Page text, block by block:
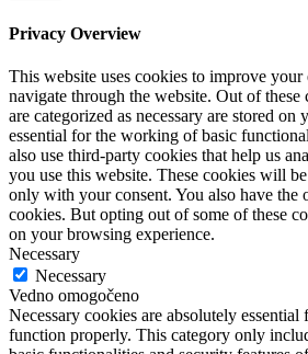
Privacy Overview
This website uses cookies to improve
navigate through the website. Out of these
are categorized as necessary are stored on
essential for the working of basic
also use third-party cookies that help us
you use this website. These cookies will
only with your consent. You also have the
cookies. But opting out of some of these
on your browsing experience.
Necessary
Necessary
Vedno omogočeno
Necessary cookies are absolutely essential
function properly. This category only